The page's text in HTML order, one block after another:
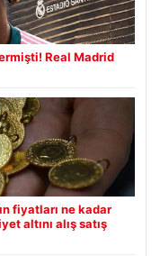
Real Madrid
fiyatları ne kadar
altını alış satış